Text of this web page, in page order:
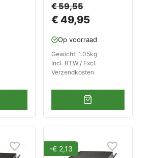
€ 59,55
€ 49,95
Op voorraad
Gewicht: 1.05kg
Incl. BTW / Excl.
Verzendkosten
-€ 2,13